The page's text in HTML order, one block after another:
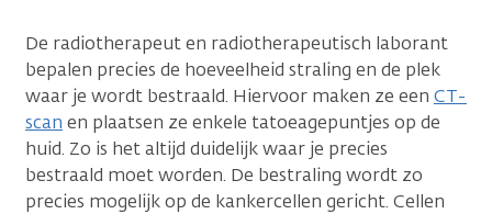
De radiotherapeut en radiotherapeutisch laborant
bepalen precies de hoeveelheid straling en de plek
waar je wordt bestraald. Hiervoor maken ze een CT-
scan en plaatsen ze enkele tatoeagepuntjes op de
huid. Zo is het altijd duidelijk waar je precies
bestraald moet worden. De bestraling wordt zo
precies mogelijk op de kankercellen gericht. Cellen